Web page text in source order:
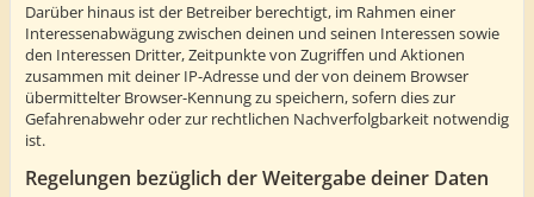
Darüber hinaus ist der Betreiber berechtigt, im Rahmen einer
Interessenabwägung zwischen deinen und seinen Interessen sowie
den Interessen Dritter, Zeitpunkte von Zugriffen und Aktionen
zusammen mit deiner IP-Adresse und der von deinem Browser
übermittelter Browser-Kennung zu speichern, sofern dies zur
Gefahrenabwehr oder zur rechtlichen Nachverfolgbarkeit notwendig
ist.
Regelungen bezüglich der Weitergabe deiner Daten